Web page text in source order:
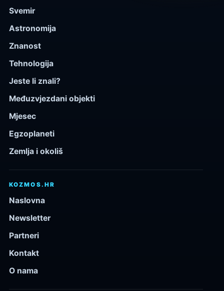
Svemir
Astronomija
Znanost
Tehnologija
Jeste li znali?
Međuzvjezdani objekti
Mjesec
Egzoplaneti
Zemlja i okoliš
KOZMOS.HR
Naslovna
Newsletter
Partneri
Kontakt
O nama